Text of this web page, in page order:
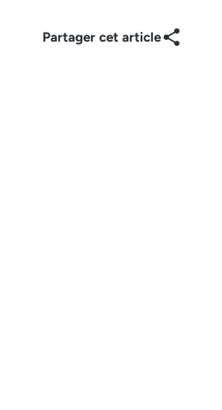
Partager cet article